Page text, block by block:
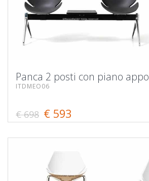
Panca 2 posti con piano
ITDMEO06
€ 698 € 593